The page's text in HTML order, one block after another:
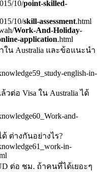
10/point-skilled-
10/skill-assessment.html
Work-And-Holiday-
application.html
น Australia และข้อแนะนำ
english-in-
วต่อ Visa ใน Australia ได้
and-
ด้ ต่างกันอย่างไร?
in-
ต่อ ชม. ถ้าคนที่ได้เยอะๆ